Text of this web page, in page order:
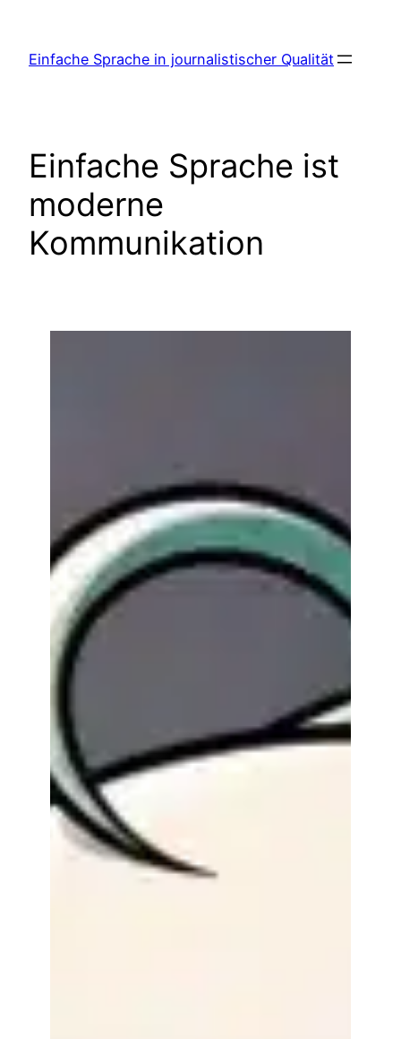
springen
Einfache Sprache in journalistischer Qualität
Einfache Sprache ist
moderne
Kommunikation